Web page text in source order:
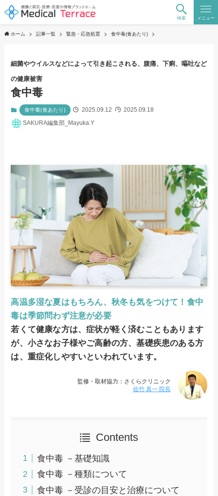
検索 メニュー
ホーム 記事一覧 緊急・応急処置 食中毒(食あたり)
細菌やウイルスなどによって引き起こされる、腹痛、下痢、嘔吐など
の健康被害
食中毒
食中毒(食あたり) 2025.09.12
2025.09.18
SAKURA編集部_Mayuka.Y
高温多湿な夏はもちろん、秋冬も気をつけて！食中
毒は季節問わず注意が必要
若くて健康な方は、症状が軽く済むこともあります
が、小さなお子様やご高齢の方、基礎疾患のある方
は、重症化しやすいといわれています。
監修・取材協力：さくらクリニック
佐竹 真一 院長
Contents
食中毒 －基礎知識
食中毒 －種類について
食中毒 －受診の目安と治療について